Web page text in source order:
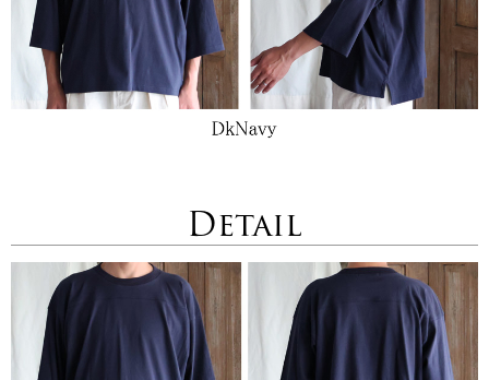
Detail